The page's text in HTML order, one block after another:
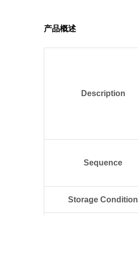
产品概述
Description
Sequence
Storage Condition